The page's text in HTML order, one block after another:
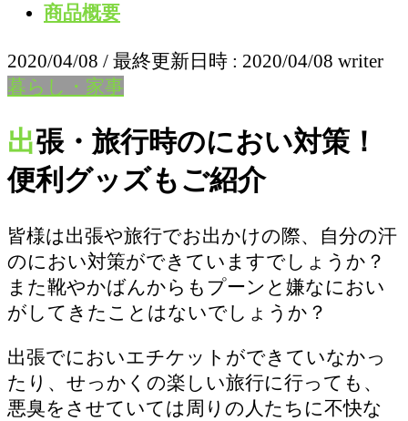
商品概要
2020/04/08 / 最終更新日時 : 2020/04/08 writer
暮らし・家事
出張・旅行時のにおい対策！
便利グッズもご紹介
皆様は出張や旅行でお出かけの際、自分の汗
のにおい対策ができていますでしょうか？
また靴やかばんからもプーンと嫌なにおい
がしてきたことはないでしょうか？
出張でにおいエチケットができていなかっ
たり、せっかくの楽しい旅行に行っても、
悪臭をさせていては周りの人たちに不快な